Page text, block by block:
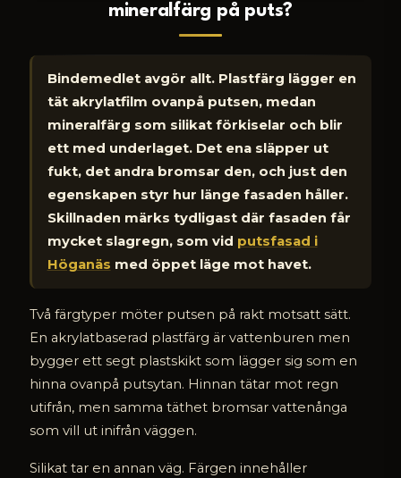
mineralfärg på puts?
Bindemedlet avgör allt. Plastfärg lägger en
tät akrylatfilm ovanpå putsen, medan
mineralfärg som silikat förkiselar och blir
ett med underlaget. Det ena släpper ut
fukt, det andra bromsar den, och just den
egenskapen styr hur länge fasaden håller.
Skillnaden märks tydligast där fasaden får
mycket slagregn, som vid putsfasad i
Höganäs med öppet läge mot havet.
Två färgtyper möter putsen på rakt motsatt sätt.
En akrylatbaserad plastfärg är vattenburen men
bygger ett segt plastskikt som lägger sig som en
hinna ovanpå putsytan. Hinnan tätar mot regn
utifrån, men samma täthet bromsar vattenånga
som vill ut inifrån väggen.
Silikat tar en annan väg. Färgen innehåller